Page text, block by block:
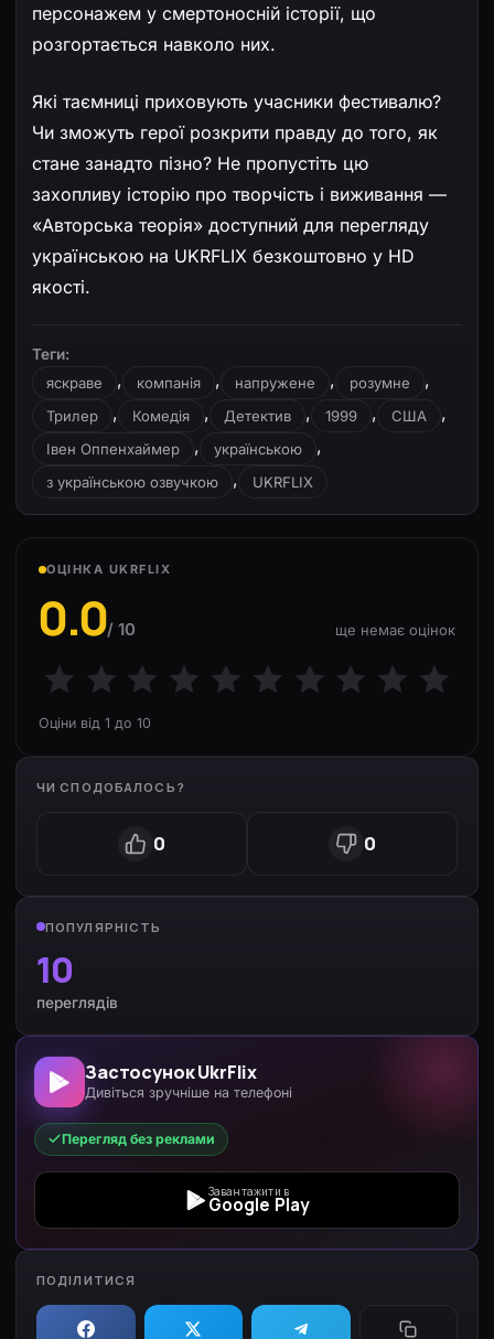
персонажем у смертоносній історії, що
розгортається навколо них.
Які таємниці приховують учасники фестивалю?
Чи зможуть герої розкрити правду до того, як
стане занадто пізно? Не пропустіть цю
захопливу історію про творчість і виживання —
«Авторська теорія» доступний для перегляду
українською на UKRFLIX безкоштовно у HD
якості.
Теги:
яскраве
, компанія , напружене , розумне ,
Трилер , Комедія , Детектив , 1999 , США ,
Івен Оппенхаймер , українською ,
з українською озвучкою , UKRFLIX
ОЦІНКА UKRFLIX
0.0/ 10 ще немає оцінок
Оціни від 1 до 10
ЧИ СПОДОБАЛОСЬ?
0 0
ПОПУЛЯРНІСТЬ
10
переглядів
Застосунок UkrFlix
Дивіться зручніше на телефоні
Перегляд без реклами
Завантажити в
Google Play
ПОДІЛИТИСЯ